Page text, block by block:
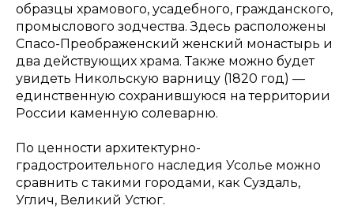
образцы храмового, усадебного, гражданского,
промыслового зодчества. Здесь расположены
Спасо-Преображенский женский монастырь и
два действующих храма. Также можно будет
увидеть Никольскую варницу (1820 год) —
единственную сохранившуюся на территории
России каменную солеварню.
По ценности архитектурно-
градостроительного наследия Усолье можно
сравнить с такими городами, как Суздаль,
Углич, Великий Устюг.